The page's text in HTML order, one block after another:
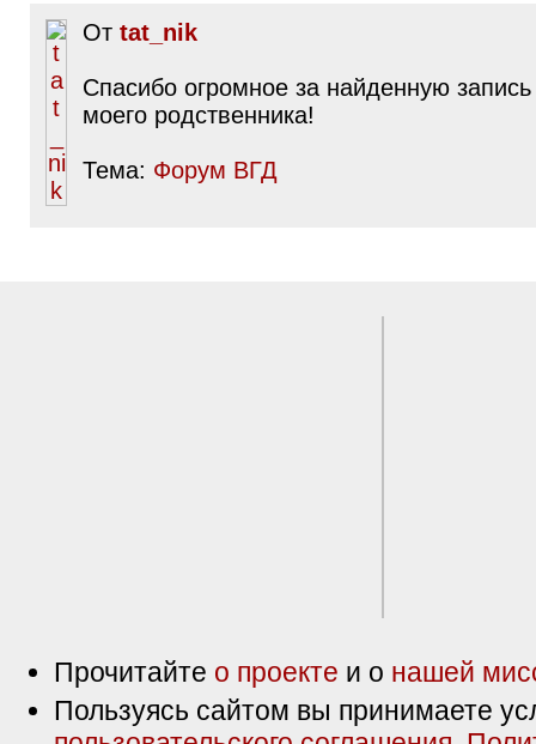
От tat_nik
Спасибо огромное за найденную
моего родственника!
Тема: Форум ВГД
Прочитайте о проекте и о нашей
Пользуясь сайтом вы принимаете